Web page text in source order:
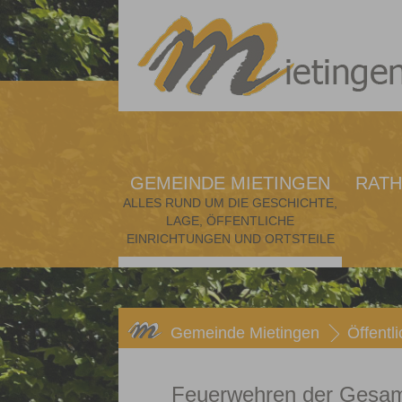
GEMEINDE MIETINGEN
ALLES RUND UM DIE GESCHICHTE,
LAGE, ÖFFENTLICHE
EINRICHTUNGEN UND ORTSTEILE
Gemeinde Mietingen
Feuerwehren der